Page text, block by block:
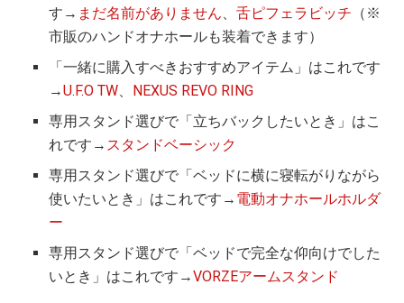
す→ まだ名前がありません、舌ピフェラビッチ （※
市販のハンドオナホールも装着できます）
「一緒に購入すべきおすすめアイテム」はこれです
→U.F.O TW、 NEXUS REVO RING
専用スタンド選びで「立ちバックしたいとき」はこ
れです→ スタンドベーシック
専用スタンド選びで「ベッドに横に寝転がりながら
使いたいとき」はこれです→ 電動オナホールホルダ
ー
専用スタンド選びで「ベッドで完全な仰向けでした
いとき」はこれです→VORZEアームスタンド